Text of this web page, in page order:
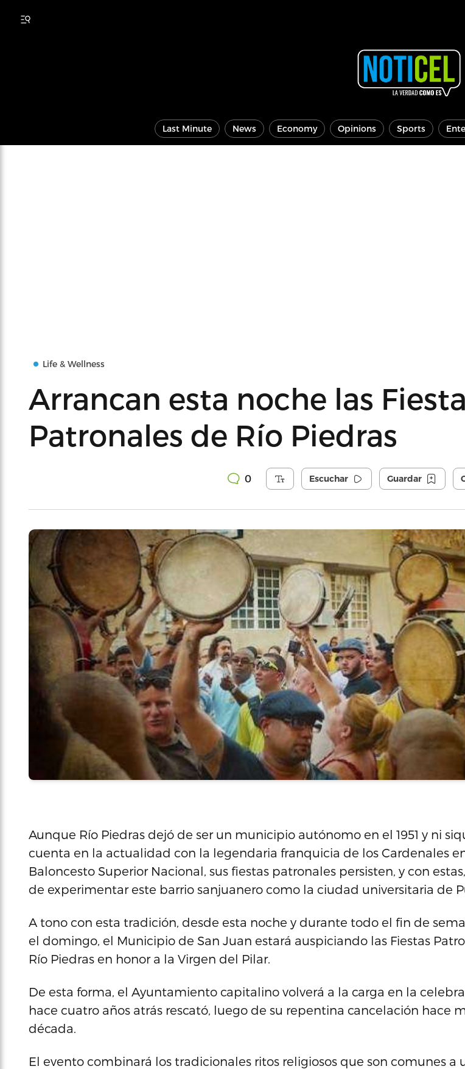
Last Minute News Economy Opinions Sports
Life & Wellness
Arrancan esta noche las
Patronales de Río Piedras
0 Escuchar Guardar
Aunque Río Piedras dejó de ser un municipio autónomo en el 1951 y ni
cuenta en la actualidad con la legendaria franquicia de los Cardenales
Baloncesto Superior Nacional, sus fiestas patronales persisten, y con
de experimentar este barrio sanjuanero como la ciudad universitaria de
A tono con esta tradición, desde esta noche y durante todo el fin de
el domingo, el Municipio de San Juan estará auspiciando las Fiestas
Río Piedras en honor a la Virgen del Pilar.
De esta forma, el Ayuntamiento capitalino volverá a la carga en la
hace cuatro años atrás rescató, luego de su repentina cancelación hace
década.
El evento combinará los tradicionales ritos religiosos que son comunes a